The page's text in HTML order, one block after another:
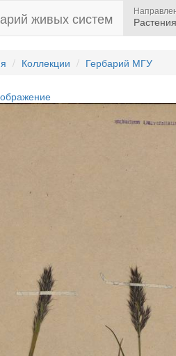
живых систем Растения
Коллекции Гербарий МГУ